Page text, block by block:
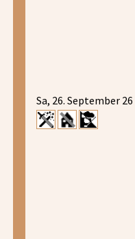
Sa, 26. September 26